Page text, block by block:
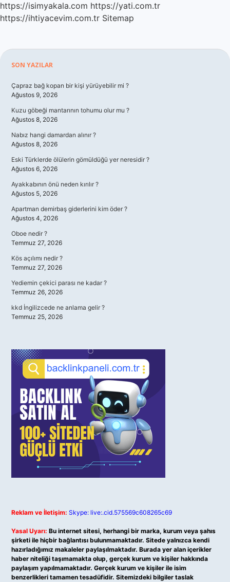
https://isimyakala.com https://yati.com.tr
https://ihtiyacevim.com.tr Sitemap
Sidebar
SON YAZILAR
Çapraz bağ kopan bir kişi yürüyebilir mi ?
Ağustos 9, 2026
Kuzu göbeği mantarının tohumu olur mu ?
Ağustos 8, 2026
Nabız hangi damardan alınır ?
Ağustos 8, 2026
Eski Türklerde ölülerin gömüldüğü yer neresidir ?
Ağustos 6, 2026
Ayakkabının önü neden kırılır ?
Ağustos 5, 2026
Apartman demirbaş giderlerini kim öder ?
Ağustos 4, 2026
Oboe nedir ?
Temmuz 27, 2026
Kös açılımı nedir ?
Temmuz 27, 2026
Yediemin çekici parası ne kadar ?
Temmuz 26, 2026
kkd İngilizcede ne anlama gelir ?
Temmuz 25, 2026
Reklam ve İletişim: Skype: live:.cid.575569c608265c69
Yasal Uyarı: Bu internet sitesi, herhangi bir marka, kurum veya şahıs
şirketi ile hiçbir bağlantısı bulunmamaktadır. Sitede yalnızca kendi
hazırladığımız makaleler paylaşılmaktadır. Burada yer alan içerikler
haber niteliği taşımamakta olup, gerçek kurum ve kişiler hakkında
paylaşım yapılmamaktadır. Gerçek kurum ve kişiler ile isim
benzerlikleri tamamen tesadüfidir. Sitemizdeki bilgiler taslak